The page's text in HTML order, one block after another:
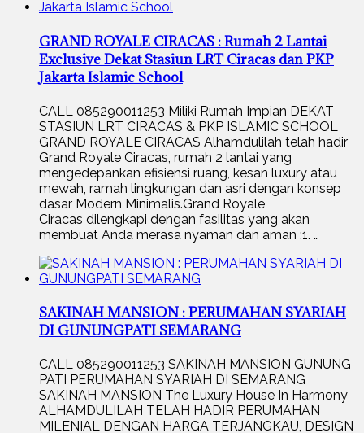
GRAND ROYALE CIRACAS : Rumah 2 Lantai
Exclusive Dekat Stasiun LRT Ciracas dan PKP
Jakarta Islamic School
CALL 085290011253 Miliki Rumah Impian DEKAT
STASIUN LRT CIRACAS & PKP ISLAMIC SCHOOL
GRAND ROYALE CIRACAS Alhamdulilah telah hadir
Grand Royale Ciracas, rumah 2 lantai yang
mengedepankan efisiensi ruang, kesan luxury atau
mewah, ramah lingkungan dan asri dengan konsep
dasar Modern Minimalis.Grand Royale
Ciracas dilengkapi dengan fasilitas yang akan
membuat Anda merasa nyaman dan aman :1. …
SAKINAH MANSION : PERUMAHAN SYARIAH
DI GUNUNGPATI SEMARANG
CALL 085290011253 SAKINAH MANSION GUNUNG
PATI PERUMAHAN SYARIAH DI SEMARANG
SAKINAH MANSION The Luxury House In Harmony
ALHAMDULILAH TELAH HADIR PERUMAHAN
MILENIAL DENGAN HARGA TERJANGKAU, DESIGN